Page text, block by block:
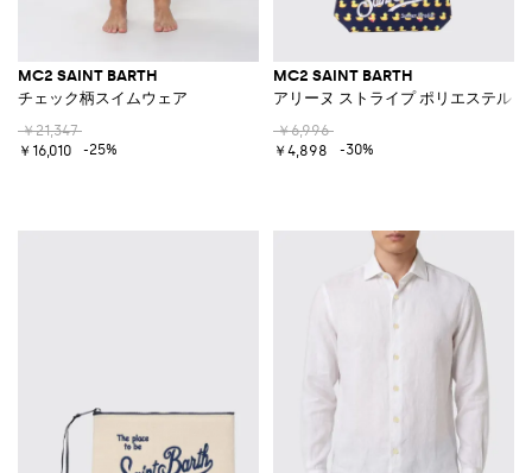
MC2 SAINT BARTH
チェック柄スイムウェア
￥21,347
￥16,010
-25%
MC2 SAINT BARTH
アリーヌ ストライプ ポリエステル
￥6,996
￥4,898
-30%